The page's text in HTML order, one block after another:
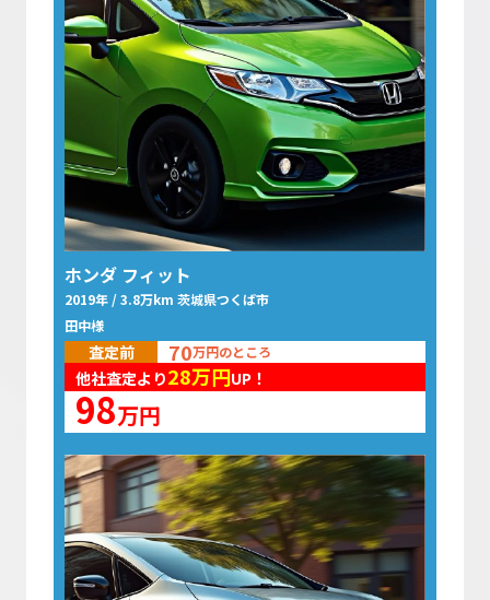
ホンダ フィット
2019年 / 3.8万km 茨城県つくば市
田中様
査定前 70万円のところ
他社査定より28万円UP！
98万円